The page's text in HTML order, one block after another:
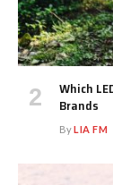
Which
Brands
ByLIA FM